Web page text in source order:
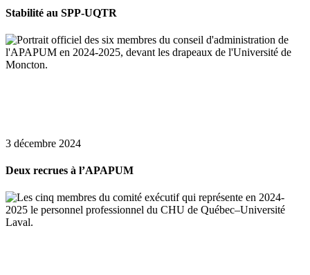
Stabilité au SPP-UQTR
3 décembre 2024
Deux recrues à l’APAPUM